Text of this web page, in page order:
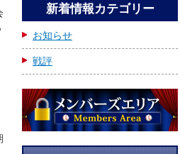
新着情報カテゴリー
お知らせ
戦評